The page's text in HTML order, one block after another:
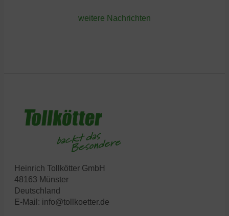
weitere Nachrichten
Heinrich Tollkötter GmbH
48163 Münster
Deutschland
E-Mail: info@tollkoetter.de